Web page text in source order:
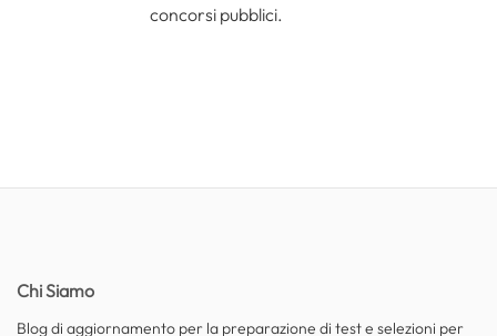
concorsi pubblici.
Chi Siamo
Blog di aggiornamento per la preparazione di test e selezioni per